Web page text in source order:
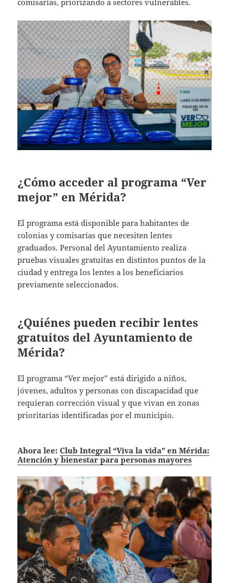
¿Cómo acceder al programa “Ver
mejor” en Mérida?
El programa está disponible para habitantes de
colonias y comisarías que necesiten lentes
graduados. Personal del Ayuntamiento realiza
pruebas visuales gratuitas en distintos puntos de la
ciudad y entrega los lentes a los beneficiarios
previamente seleccionados.
¿Quiénes pueden recibir lentes
gratuitos del Ayuntamiento de
Mérida?
El programa “Ver mejor” está dirigido a niños,
jóvenes, adultos y personas con discapacidad que
requieran corrección visual y que vivan en zonas
prioritarias identificadas por el municipio.
Ahora lee:Club Integral “Viva la vida” en Mérida:
Atención y bienestar para personas mayores